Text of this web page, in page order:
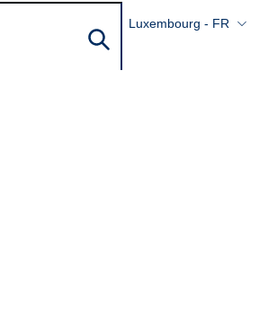
Luxembourg - FR